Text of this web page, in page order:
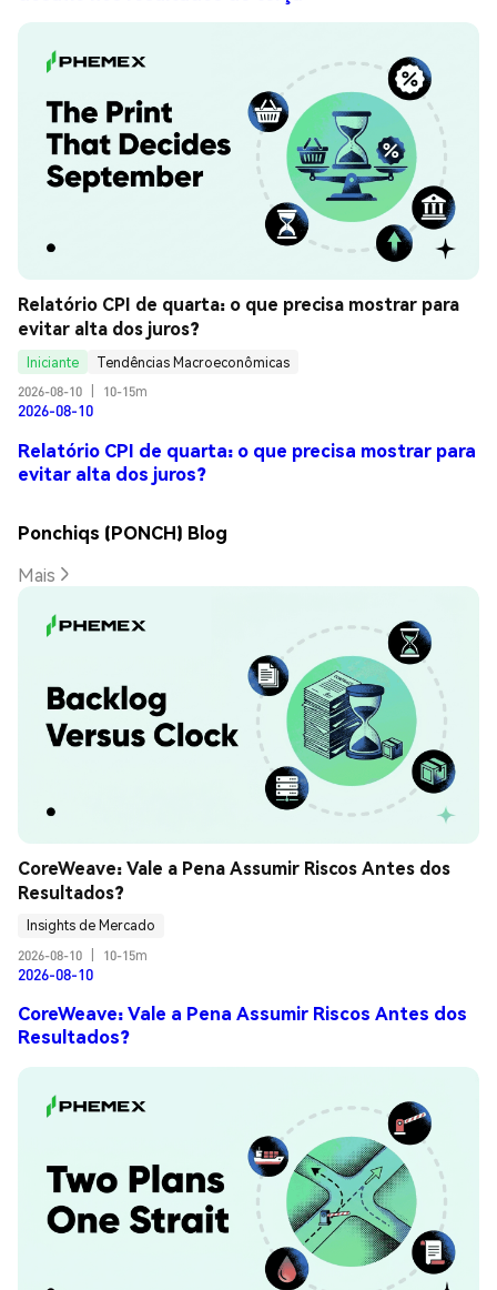
Relatório CPI de quarta: o que precisa mostrar para
evitar alta dos juros?
Iniciante
Tendências Macroeconômicas
2026-08-10
10-15m
2026-08-10
Relatório CPI de quarta: o que precisa mostrar para
evitar alta dos juros?
Ponchiqs (PONCH) Blog
Mais
CoreWeave: Vale a Pena Assumir Riscos Antes dos
Resultados?
Insights de Mercado
2026-08-10
10-15m
2026-08-10
CoreWeave: Vale a Pena Assumir Riscos Antes dos
Resultados?